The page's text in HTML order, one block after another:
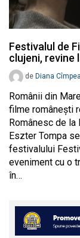
Festivalul de
clujeni, revine
de Diana
Românii din
filme românești
Românesc de la
Eszter Tompa
festivalului
eveniment cu o
în…